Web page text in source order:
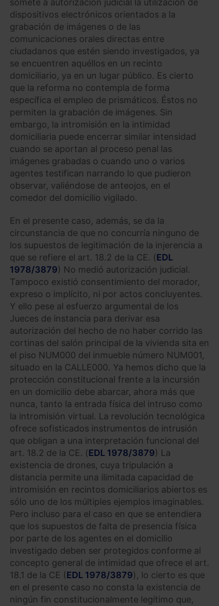
somete a autorización judicial la utilización de
dispositivos electrónicos orientados a la
grabación de imágenes o de las
comunicaciones orales directas entre
ciudadanos que estén siendo investigados, ya
se encuentren aquéllos en un recinto
domiciliario, ya en un lugar público. Es cierto
que la reforma no contempla de forma
específica el empleo de prismáticos. Éstos no
permiten la grabación de imágenes. Sin
embargo, la intromisión en la intimidad
domiciliaria puede encerrar similar intensidad
cuando se aportan al proceso penal las
imágenes grabadas o cuando uno o varios
agentes testifican narrando lo que pudieron
observar, valiéndose de anteojos, en el
comedor del domicilio vigilado.
En el presente caso, además, se da la
circunstancia de que no concurría ninguno de
los supuestos de legitimación de la injerencia a
que se refiere el art. 18.2 de la CE. (EDL
1978/3879) No medió autorización judicial.
Tampoco existió consentimiento del morador,
expreso o implícito, ni por actos concluyentes.
Y ello pese al esfuerzo argumental de los
Jueces de instancia para derivar esa
autorización del hecho de no haber corrido las
cortinas del salón principal de la vivienda sita en
el piso NUM000 del inmueble número NUM001,
situado en la CALLE000. Ya hemos dicho que la
protección constitucional frente a la incursión
en un domicilio debe abarcar, ahora más que
nunca, tanto la entrada física del intruso como
la intromisión virtual. La revolución tecnológica
ofrece sofisticados instrumentos de intrusión
que obligan a una interpretación funcional del
art. 18.2 de la CE. (EDL 1978/3879) La
existencia de drones, cuya tripulación a
distancia permite una ilimitada capacidad de
intromisión en recintos domiciliarios abiertos es
sólo uno de los múltiples ejemplos imaginables.
Pero incluso para el caso en que se entendiera
que los supuestos de falta de presencia física
por parte de los agentes en el domicilio
investigado deben ser protegidos conforme al
concepto general de intimidad que ofrece el art.
18.1 de la CE (EDL 1978/3879), lo cierto es que
en el presente caso no consta la existencia de
ningún fin constitucionalmente legítimo que,